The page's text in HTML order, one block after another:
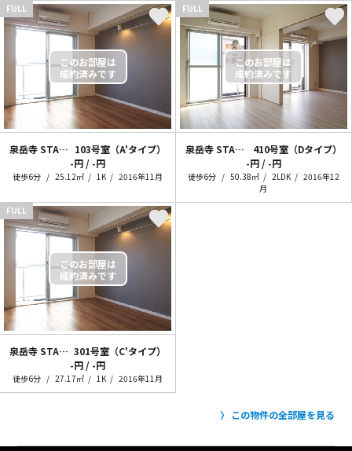
FULL
泉岳寺 START（1K） 103号室（A'タイプ）
-円 / -円
徒歩6分 25.12㎡ 1K 2016年11月
FULL
泉岳寺 START！
410号室（Dタイプ）
-円 / -円
徒歩6分 50.38㎡ 2LDK
2016年12
月
FULL
泉岳寺 START（1K） 301号室（C'タイプ）
-円 / -円
徒歩6分 27.17㎡ 1K 2016年11月
この物件の全部屋を見る